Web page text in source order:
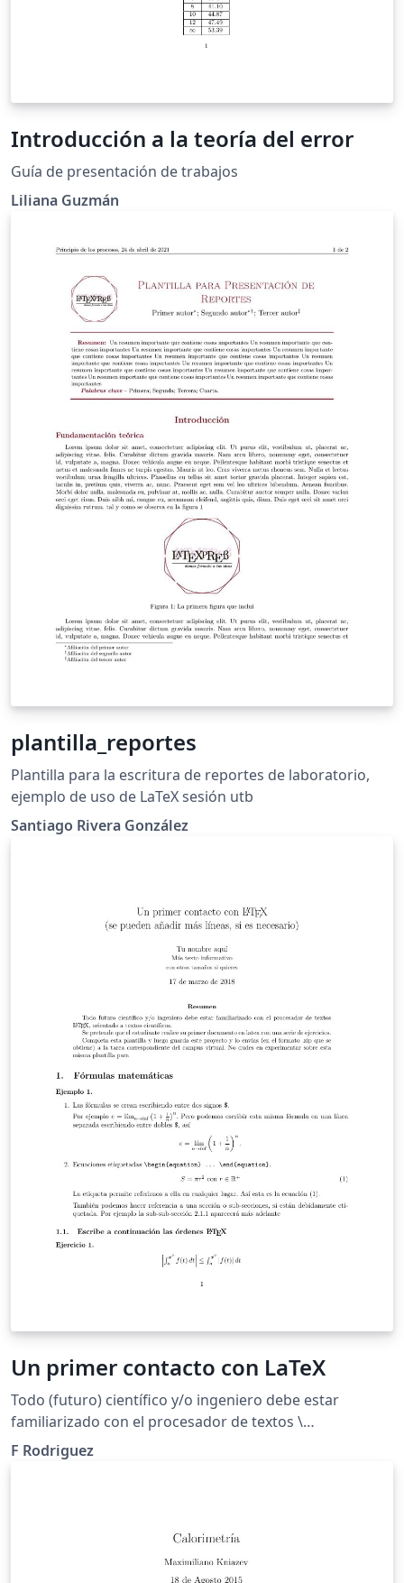
Introducción a la teoría del error
Guía de presentación de trabajos
Liliana Guzmán
plantilla_reportes
Plantilla para la escritura de reportes de laboratorio,
ejemplo de uso de LaTeX sesión utb
Santiago Rivera González
Un primer contacto con LaTeX
Todo (futuro) científico y/o ingeniero debe estar
familiarizado con el procesador de textos \
(\mathrm{\LaTeX}\), orientado a textos científicos. Se
pretende que el estudiante realice su primer
F Rodriguez